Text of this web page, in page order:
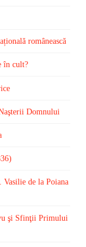
românească
în cult?
Domnului
de la Poiana
şi Sfinţii Primului